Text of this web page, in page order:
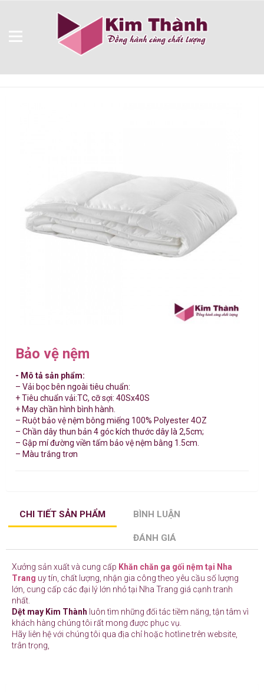
Bảo vệ nệm
- Mô tả sản phẩm:
– Vải bọc bên ngoài tiêu chuẩn:
+ Tiêu chuẩn vải:TC, cỡ sợi: 40Sx40S
+ May chần hình bình hành.
– Ruột bảo vệ nệm bông miếng 100% Polyester 4OZ
– Chần dây thun bản 4 góc kích thước dây là 2,5cm;
– Gập mí đường viền tấm bảo vệ nệm bằng 1.5cm.
– Màu trắng trơn
CHI TIẾT SẢN PHẨM BÌNH LUẬN
ĐÁNH GIÁ
Xưởng sản xuất và cung cấp Khăn chăn ga gối nệm tại Nha
Trang uy tín, chất lượng, nhận gia công theo yêu cầu số lượng
lớn, cung cấp các đại lý lớn nhỏ tại Nha Trang giá cạnh tranh
nhất.
Dệt may Kim Thành luôn tìm những đối tác tiềm năng, tận tâm vì
khách hàng chúng tôi rất mong được phục vụ.
Hãy liên hệ với chúng tôi qua địa chỉ hoặc hotline trên website,
trân trọng,